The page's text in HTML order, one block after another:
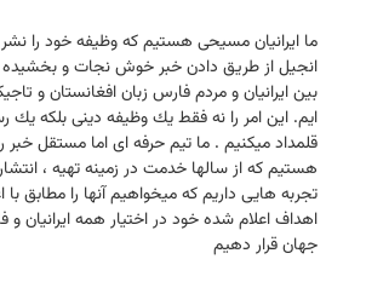
ما ایرانیان مسیحی هستیم كه وظیفه خود را
انجیل از طریق دادن خبر خوش نجات و
بین ایرانیان و مردم فارس زبان افغانستان و
ایم. این امر را نه فقط یك وظیفه دینی بلكه یك
قلمداد میكنیم . ما تیم حرفه ای اما مستقل
هستیم كه از سالها خدمت در زمینه تهیه ،
تجربه هایی داریم كه میخواهیم آنها را مطابق با
اهداف اعلام شده خود در اختیار همه ایرانیان و
جهان قرار دهیم